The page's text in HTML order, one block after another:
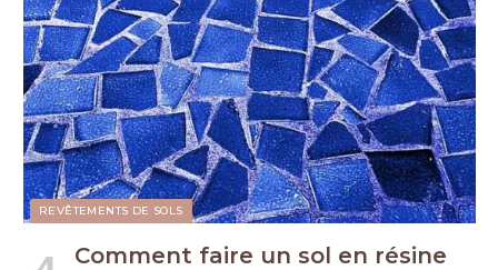
REVÊTEMENTS DE SOLS
Comment faire un sol en résine